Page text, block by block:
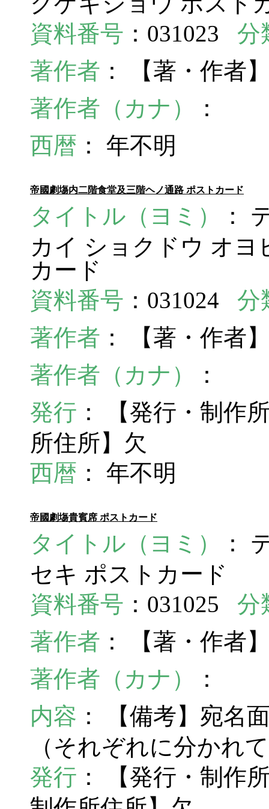
資料番号 ：031023 分
著作者 ： 【著・作者
著作者（カナ）
：
西暦 ： 年不明
帝國劇塲内二階食堂及三階ヘノ通路 ポストカード
タイトル（ヨミ）
：
カイ ショクドウ オ
カード
資料番号 ：031024 分
著作者 ： 【著・作者
著作者（カナ）
：
発行 ： 【発行・制作
所住所】欠
西暦 ： 年不明
帝國劇塲貴賓席 ポストカード
タイトル（ヨミ）
：
セキ ポストカード
資料番号 ：031025 分
著作者 ： 【著・作者
著作者（カナ）
：
内容 ： 【備考】宛名
（それぞれに分かれ
発行 ： 【発行・制作